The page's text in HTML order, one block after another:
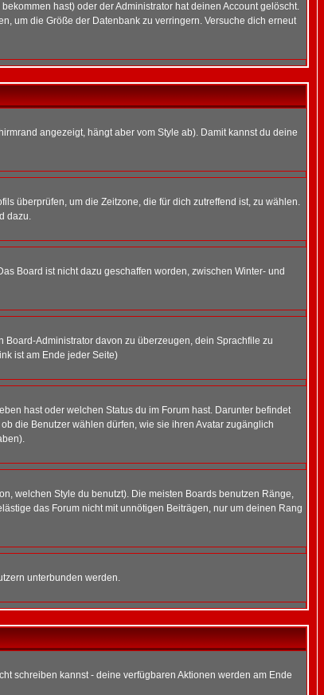
hast) oder der Administrator hat deinen Account gelöscht.
um die Größe der Datenbank zu verringern. Versuche dich erneut
angezeigt, hängt aber vom Style ab). Damit kannst du deine
überprüfen, um die Zeitzone, die für dich zutreffend ist, zu wählen.
dazu.
Board ist nicht dazu geschaffen worden, zwischen Winter- und
Administrator davon zu überzeugen, dein Sprachfile zu
ist am Ende jeder Seite)
hast oder welchen Status du im Forum hast. Darunter befindet
die Benutzer wählen dürfen, wie sie ihren Avatar zugänglich
welchen Style du benutzt). Die meisten Boards benutzen Ränge,
das Forum nicht mit unnötigen Beiträgen, nur um deinen Rang
unterbunden werden.
schreiben kannst - deine verfügbaren Aktionen werden am Ende